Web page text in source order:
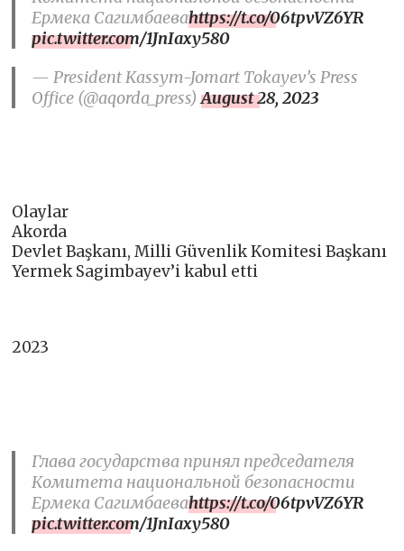
Ермека Сагимбаеваhttps://t.co/06tpvVZ6YR
pic.twitter.com/1JnIaxy580
— President Kassym-Jomart Tokayev’s Press
Office (@aqorda_press)August 28, 2023
Olaylar
Akorda
Devlet Başkanı, Milli Güvenlik Komitesi Başkanı
Yermek Sagimbayev’i kabul etti
2023
Глава государства принял председателя
Комитета национальной безопасности
Ермека Сагимбаеваhttps://t.co/06tpvVZ6YR
pic.twitter.com/1JnIaxy580